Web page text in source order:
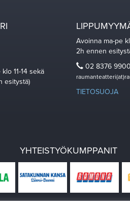
11-14 sekä
esitystä)
Avoinna ma-pe
2h ennen
02 8376 9900
TIETOSUOJA
YHTEISTYÖKUMPPANIT